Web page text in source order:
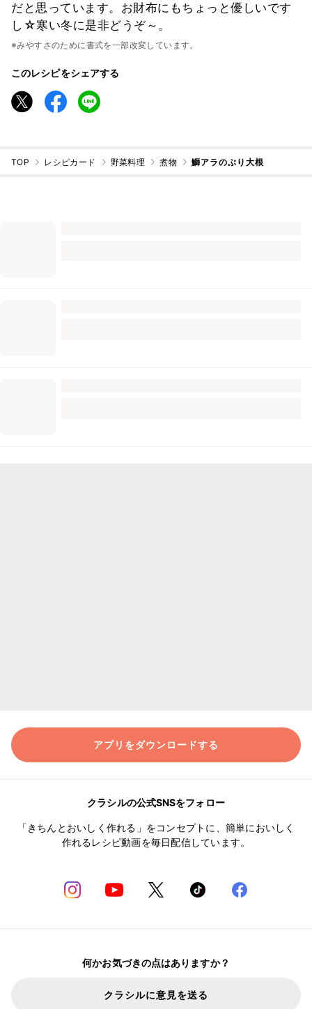
だと思っています。お財布にもちょっと優しいです
し☆寒い冬に是非どうぞ～。
※みやすさのために書式を一部改変しています。
このレシピをシェアする
TOP レシピカード 野菜料理 煮物 鰤アラのぶり大根
アプリをダウンロードする
クラシルの公式SNSをフォロー
「きちんとおいしく作れる」をコンセプトに、簡単においしく
作れるレシピ動画を毎日配信しています。
何かお気づきの点はありますか？
クラシルに意見を送る